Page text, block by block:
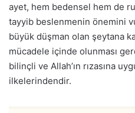
ayet, hem bedensel hem de
tayyib beslenmenin önemini
büyük düşman olan şeytana
mücadele içinde olunması
bilinçli ve Allah’ın rızasına
ilkelerindendir.